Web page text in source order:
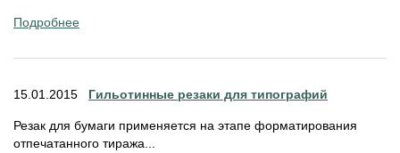
Подробнее
15.01.2015 Гильотинные резаки для типографий
Резак для бумаги применяется на этапе форматирования
отпечатанного тиража...